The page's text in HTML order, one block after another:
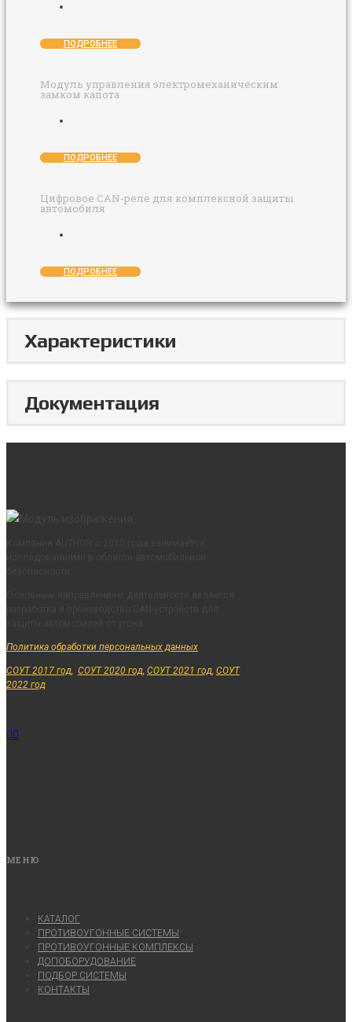
ПОДРОБНЕЕ
Модуль управления электромеханическим
замком капота
ПОДРОБНЕЕ
Цифровое CAN-реле для комплексной защиты
автомобиля
ПОДРОБНЕЕ
Характеристики
Документация
Политика обработки персональных данных
СОУТ 2017 год, СОУТ 2020 год, СОУТ 2021 год, СОУТ
2022 год
МЕНЮ
КАТАЛОГ
ПРОТИВОУГОННЫЕ СИСТЕМЫ
ПРОТИВОУГОННЫЕ КОМПЛЕКСЫ
ДОПОБОРУДОВАНИЕ
ПОДБОР СИСТЕМЫ
КОНТАКТЫ